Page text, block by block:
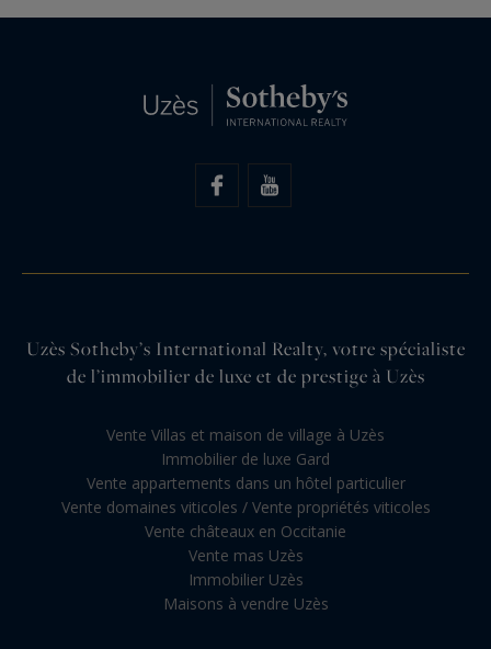
Uzès Sotheby’s International Realty, votre spécialiste
de l’immobilier de luxe et de prestige à Uzès
Vente Villas et maison de village à Uzès
Immobilier de luxe Gard
Vente appartements dans un hôtel particulier
Vente domaines viticoles / Vente propriétés viticoles
Vente châteaux en Occitanie
Vente mas Uzès
Immobilier Uzès
Maisons à vendre Uzès